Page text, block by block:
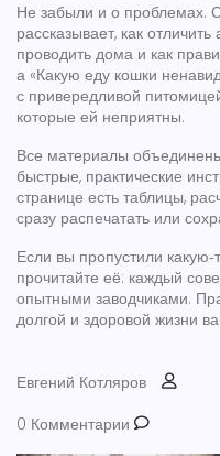
Не забыли и о проблемах.
рассказывает, как
проводить дома и как
а «Какую еду кошки
с привередливой
которые ей неприятны.
Все материалы
быстрые, практические
странице есть таблицы,
сразу распечатать или
Если вы пропустили
прочитайте её: каждый
опытными заводчиками.
долгой и здоровой жизни
Евгений Котляров
0 Комментарии